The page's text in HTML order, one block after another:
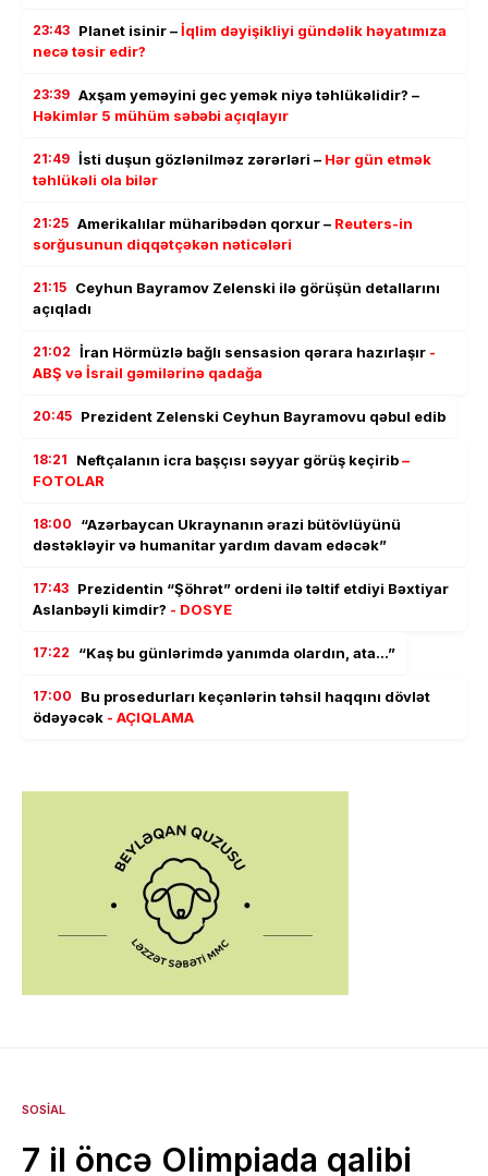
23:43 Planet isinir –İqlim dəyişikliyi gündəlik həyatımıza
necə təsir edir?
23:39 Axşam yeməyini gec yemək niyə təhlükəlidir? –
Həkimlər 5 mühüm səbəbi açıqlayır
21:49 İsti duşun gözlənilməz zərərləri – Hər gün etmək
təhlükəli ola bilər
21:25 Amerikalılar müharibədən qorxur – Reuters-in
sorğusunun diqqətçəkən nəticələri
21:15 Ceyhun Bayramov Zelenski ilə görüşün detallarını
açıqladı
21:02 İran Hörmüzlə bağlı sensasion qərara hazırlaşır -
ABŞ və İsrail gəmilərinə qadağa
20:45 Prezident Zelenski Ceyhun Bayramovu qəbul edib
18:21 Neftçalanın icra başçısı səyyar görüş keçirib–
FOTOLAR
18:00
“Azərbaycan Ukraynanın ərazi bütövlüyünü
dəstəkləyir və humanitar yardım davam edəcək”
17:43 Prezidentin “Şöhrət” ordeni ilə təltif etdiyi Bəxtiyar
Aslanbəyli kimdir? - DOSYE
17:22 “Kaş bu günlərimdə yanımda olardın, ata…”
17:00
Bu prosedurları keçənlərin təhsil haqqını dövlət
ödəyəcək - AÇIQLAMA
SOSIAL
7 il öncə Olimpiada qalibi